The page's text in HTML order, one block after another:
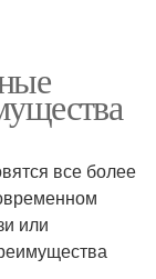
все более
или